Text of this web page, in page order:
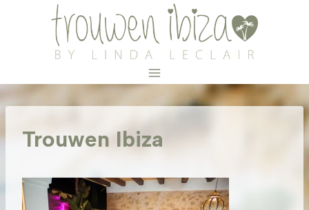
Trouwen Ibiza